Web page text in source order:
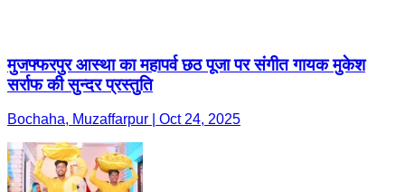
मुजफ्फरपुर आस्था का महापर्व छठ पूजा पर संगीत गायक मुकेश
सर्राफ की सुन्दर प्रस्तुति
Bochaha, Muzaffarpur | Oct 24, 2025